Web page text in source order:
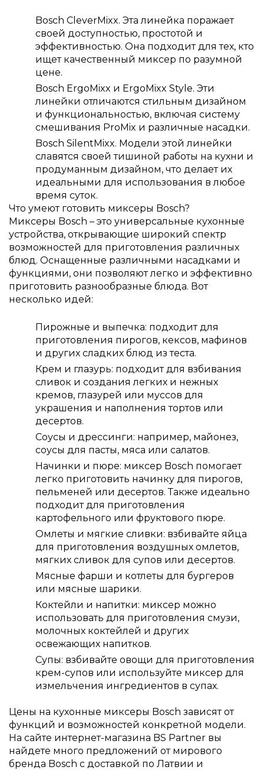
Bosch CleverMixx. Эта линейка поражает
своей доступностью, простотой и
эффективностью. Она подходит для тех, кто
ищет качественный миксер по разумной
цене.
Bosch ErgoMixx и ErgoMixx Style. Эти
линейки отличаются стильным дизайном
и функциональностью, включая систему
смешивания ProMix и различные насадки.
Bosch SilentMixx. Модели этой линейки
славятся своей тишиной работы на кухни и
продуманным дизайном, что делает их
идеальными для использования в любое
время суток.
Что умеют готовить миксеры Bosch?
Миксеры Bosch – это универсальные кухонные
устройства, открывающие широкий спектр
возможностей для приготовления различных
блюд. Оснащенные различными насадками и
функциями, они позволяют легко и эффективно
приготовить разнообразные блюда. Вот
несколько идей:
Пирожные и выпечка: подходит для
приготовления пирогов, кексов, мафинов
и других сладких блюд из теста.
Крем и глазурь: подходит для взбивания
сливок и создания легких и нежных
кремов, глазурей или муссов для
украшения и наполнения тортов или
десертов.
Соусы и дрессинги: например, майонез,
соусы для пасты, мяса или салатов.
Начинки и пюре: миксер Bosch помогает
легко приготовить начинку для пирогов,
пельменей или десертов. Также идеально
подходит для приготовления
картофельного или фруктового пюре.
Омлеты и мягкие сливки: взбивайте яйца
для приготовления воздушных омлетов,
мягких сливок для супов или десертов.
Мясные фарши и котлеты для бургеров
или мясные шарики.
Коктейли и напитки: миксер можно
использовать для приготовления смузи,
молочных коктейлей и других
освежающих напитков.
Супы: взбивайте овощи для приготовления
крем-супов или используйте миксер для
измельчения ингредиентов в супах.
Цены на кухонные миксеры Bosch зависят от
функций и возможностей конкретной модели.
На сайте интернет-магазина BS Partner вы
найдете много предложений от мирового
бренда Bosch с доставкой по Латвии и